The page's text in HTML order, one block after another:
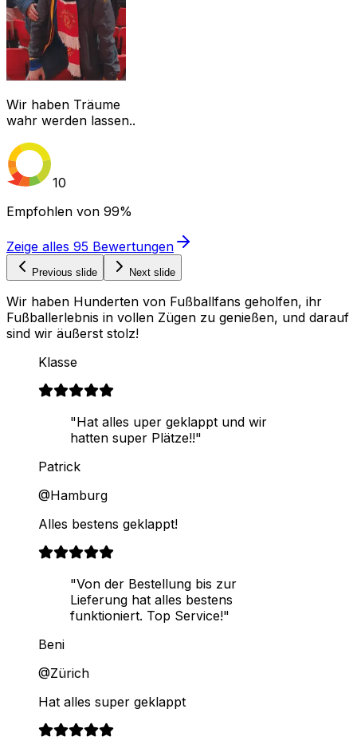
Wir haben Träume
wahr werden lassen..
10
Empfohlen von 99%
Zeige alles 95 Bewertungen
Previous slide Next slide
Wir haben Hunderten von Fußballfans geholfen, ihr
Fußballerlebnis in vollen Zügen zu genießen, und darauf
sind wir äußerst stolz!
Klasse
"Hat alles uper geklappt und wir
hatten super Plätze!!"
Patrick
@Hamburg
Alles bestens geklappt!
"Von der Bestellung bis zur
Lieferung hat alles bestens
funktioniert. Top Service!"
Beni
@Zürich
Hat alles super geklappt